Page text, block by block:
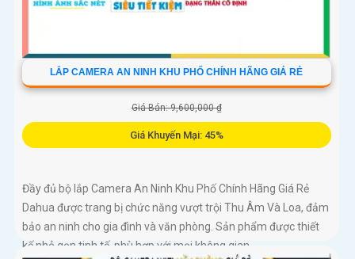
LẮP CAMERA AN NINH KHU PHỐ CHÍNH HÃNG GIÁ RẺ
Giá Bán: 9,600,000 ₫
Giá Khuyến Mại: 45%
Đầy đủ bộ lắp Camera An Ninh Khu Phố Chính Hãng Giá Rẻ
Dahua được trang bị chức năng vượt trội Thu Âm Và Loa, đảm
bảo an ninh cho gia đình và văn phòng. Sản phẩm được thiết
kế nhỏ gọn tinh tế, phù hợp với mọi không gian